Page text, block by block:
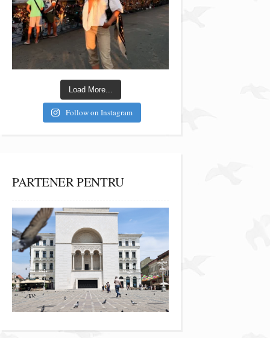
Load More...
Follow on Instagram
PARTENER PENTRU